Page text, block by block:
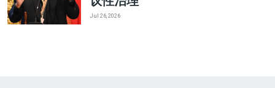
Jul 26, 2026